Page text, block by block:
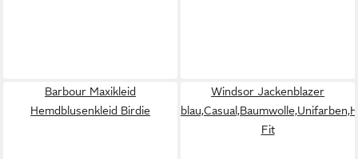
Barbour Maxikleid
Hemdblusenkleid Birdie
Windsor Jackenblazer
Fit